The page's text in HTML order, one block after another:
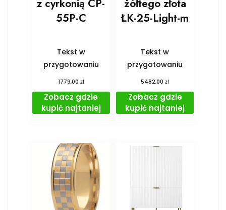
z cyrkonią CP-
55P-C
Tekst w
przygotowaniu
1779,00 zł
Zobacz gdzie
kupić najtaniej
żółtego złota
ŁK-25-Light-m
Tekst w
przygotowaniu
5482,00zł
Zobacz gdzie
kupić najtaniej